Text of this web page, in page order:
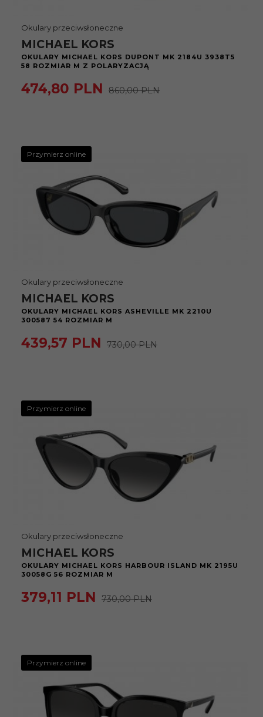
Okulary przeciwsłoneczne
MICHAEL KORS
OKULARY MICHAEL KORS DUPONT MK 2184U 3938T5
58 ROZMIAR M Z POLARYZACJĄ
474,80 PLN 860,00 PLN
Przymierz online
Okulary przeciwsłoneczne
MICHAEL KORS
OKULARY MICHAEL KORS ASHEVILLE MK 2210U
300587 54 ROZMIAR M
439,57 PLN 730,00 PLN
Przymierz online
Okulary przeciwsłoneczne
MICHAEL KORS
OKULARY MICHAEL KORS HARBOUR ISLAND MK 2195U
30058G 56 ROZMIAR M
379,11 PLN 730,00 PLN
Przymierz online